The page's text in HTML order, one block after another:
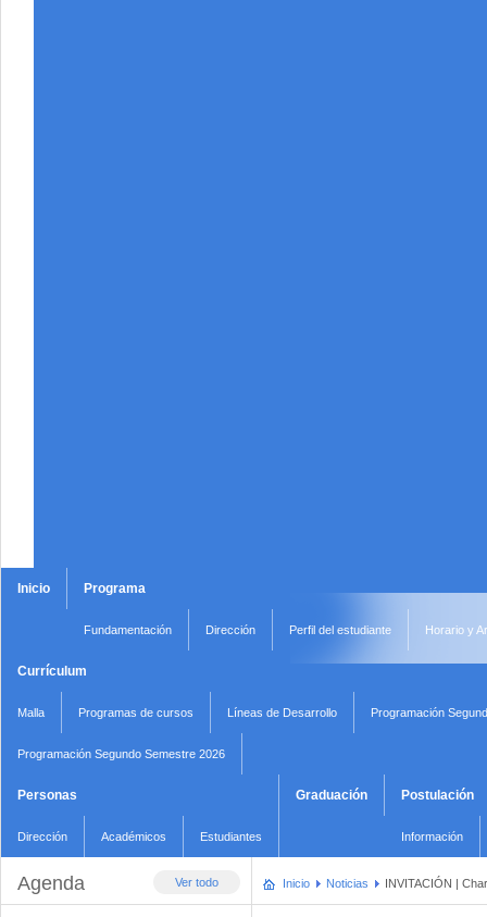
Inicio Programa
Fundamentación Dirección Perfil del estudiante Horario y
Currículum
Malla Programas de cursos Líneas de Desarrollo Programación
Programación Segundo Semestre 2026
Personas
Dirección Académicos Estudiantes
Graduación Postulación
Información
Ver todo
Agenda Inicio Noticias INVITACIÓN |